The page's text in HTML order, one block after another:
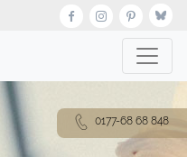
0177-68 68 848